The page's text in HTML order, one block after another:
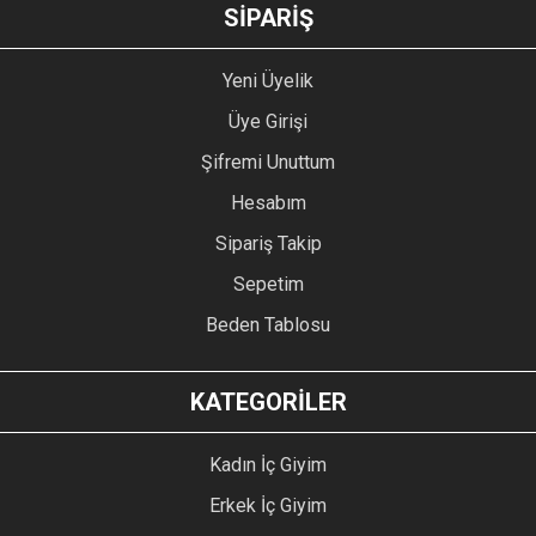
SİPARİŞ
Yeni Üyelik
Üye Girişi
Şifremi Unuttum
Hesabım
Sipariş Takip
Sepetim
Beden Tablosu
KATEGORİLER
Kadın İç Giyim
Erkek İç Giyim